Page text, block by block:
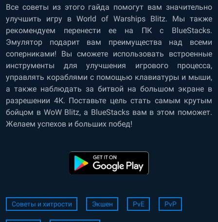
Все советы из этого гайда помогут вам значительно
улучшить игру в World of Warships Blitz. Мы также
рекомендуем перенести ее на ПК с BlueStacks.
Эмулятор подарит вам преимущества над всеми
соперниками! Вы сможете использовать встроенные
инструменты для улучшения игрового процесса,
управлять кораблями с помощью клавиатуры и мыши,
а также наблюдать за битвой на большом экране в
разрешении 4К. Поставьте цель стать самым крутым
бойцом в WoW Blitz, а BlueStacks вам в этом поможет.
Желаем успехов и больших побед!
Советы и хитрости Экшен PvE PvP